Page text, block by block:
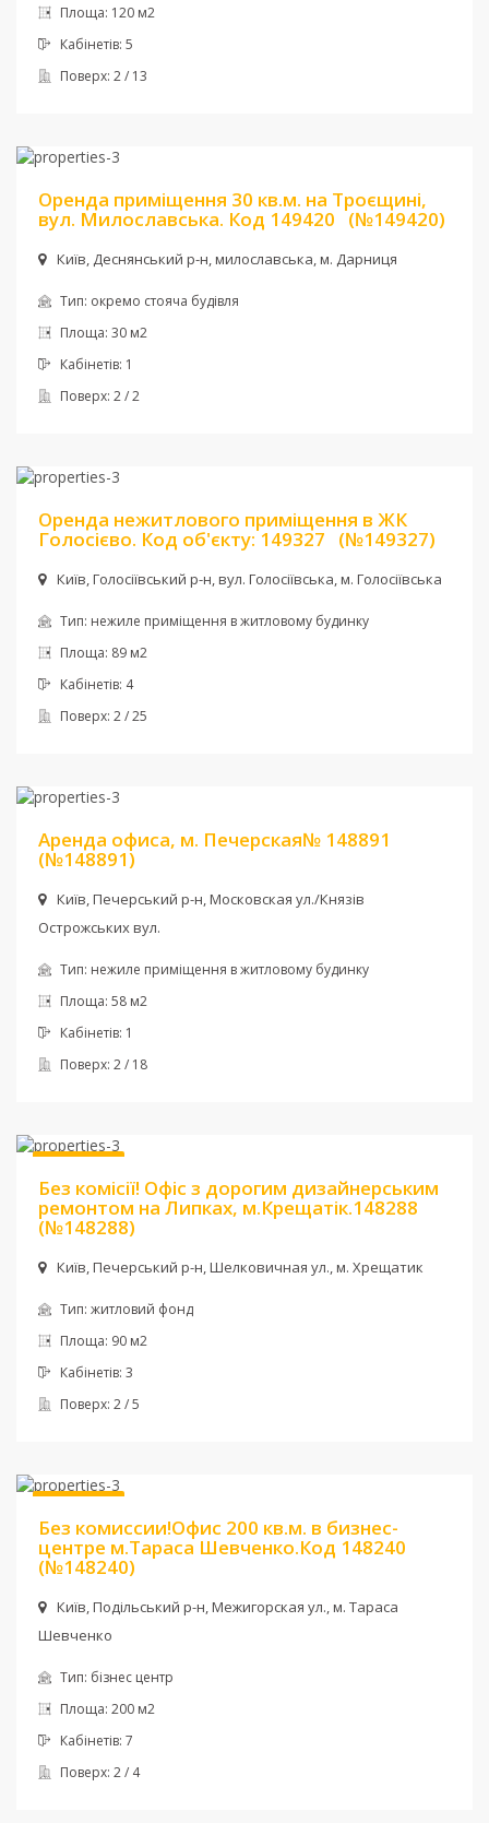
Площа: 120 м2
Кабінетів: 5
Поверх: 2 / 13
Оренда приміщення 30 кв.м. на Троєщині,
вул. Милославська. Код 149420 (№149420)
Київ, Деснянський р-н, милославська, м. Дарниця
Тип: окремо стояча будівля
Площа: 30 м2
Кабінетів: 1
Поверх: 2 / 2
Оренда нежитлового приміщення в ЖК
Голосієво. Код об'єкту: 149327 (№149327)
Київ, Голосіївський р-н, вул. Голосіївська, м. Голосіївська
Тип: нежиле приміщення в житловому будинку
Площа: 89 м2
Кабінетів: 4
Поверх: 2 / 25
Аренда офиса, м. Печерская№ 148891
(№148891)
Київ, Печерський р-н, Московская ул./Князів
Острожських вул.
Тип: нежиле приміщення в житловому будинку
Площа: 58 м2
Кабінетів: 1
Поверх: 2 / 18
Без комісії! Офіс з дорогим дизайнерським
ремонтом на Липках, м.Крещатік.148288
(№148288)
Київ, Печерський р-н, Шелковичная ул., м. Хрещатик
Тип: житловий фонд
Площа: 90 м2
Кабінетів: 3
Поверх: 2 / 5
Без комиссии!Офис 200 кв.м. в бизнес-
центре м.Тараса Шевченко.Код 148240
(№148240)
Київ, Подільський р-н, Межигорская ул., м. Тараса
Шевченко
Тип: бізнес центр
Площа: 200 м2
Кабінетів: 7
Поверх: 2 / 4